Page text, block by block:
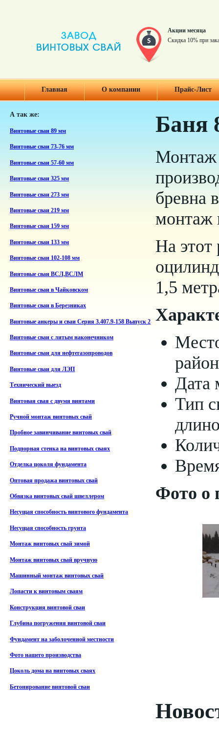
Акции месяца
Скидка 10% при
Главная О компании Прайс-Лист
А так же:
Винтовые сваи 89 мм
Винтовые сваи 73-76 мм
Винтовые сваи 57-60 мм
Винтовые сваи 325 мм
Винтовые сваи 273 мм
Винтовые сваи 219 мм
Винтовые сваи 159 мм
Винтовые сваи 133 мм
Винтовые сваи 102-108 мм
Винтовые сваи ВСЛ,ВСЛМ
Винтовые сваи в Чайковском
Винтовые сваи в Березниках
Винтовые анкеры и сваи Серия 3.407.9-158 Выпуск 2
Винтовые сваи с литым наконечником
Винтовые сваи для нефтегазопроводов
Винтовые сваи для ЛЭП
Технический выезд
Винтовая свая с двумя винтами
Ручной монтаж винтовых свай
Пробное завинчивание винтовых свай
Подпорная стенка на винтовых сваях
Отделка цоколя фундамента
Оптовая продажа винтовых свай
Обвязка винтовых свай швеллером
Несущая способность винтового фундамента
Несущая способность грунта
Монтаж винтовых свай зимой
Монтаж винтовых свай вручную
Машинный монтаж винтовых свай
Лопасти к винтовым сваям
Конструкция винтовой сваи
Глубина погружения винтовой сваи
Фундамент на заболоченной местности
Фото нашего производства
Цоколь дома на винтовых сваях
Бетонирование винтовой сваи
Баня
Монтаж
бревна
монтаж
На этот
1,5
Дата
Тип
Фото о